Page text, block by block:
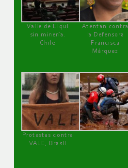
Valle de Elqui
sin minería.
Chile
Atentan contra
la Defensora
Francisca
Márquez
Protestas contra
VALE, Brasil